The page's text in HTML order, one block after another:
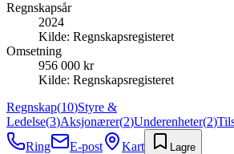
Regnskapsår
2024
Kilde: Regnskapsregisteret
Omsetning
956 000 kr
Kilde: Regnskapsregisteret
Regnskap(10)Styre &
Ledelse(3)Aksjonærer(2)Underenheter(2)
Ring
E-post Kart Lagre